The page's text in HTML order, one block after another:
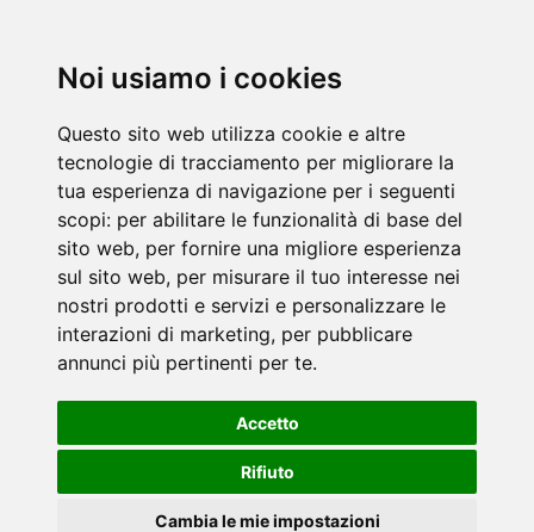
Noi usiamo i cookies
Questo sito web utilizza cookie e altre
tecnologie di tracciamento per migliorare la
tua esperienza di navigazione per i seguenti
scopi: per abilitare le funzionalità di base del
sito web, per fornire una migliore esperienza
sul sito web, per misurare il tuo interesse nei
nostri prodotti e servizi e personalizzare le
interazioni di marketing, per pubblicare
annunci più pertinenti per te.
Accetto
Rifiuto
Cambia le mie impostazioni